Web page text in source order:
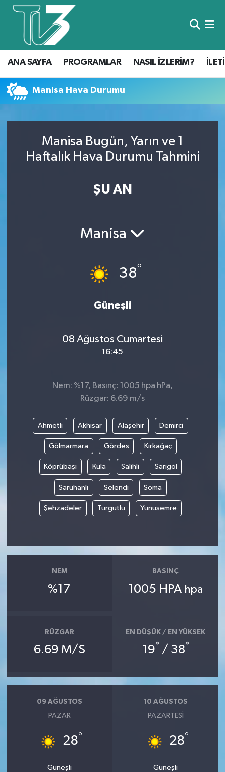
ANA SAYFA PROGRAMLAR NASIL İZLERİM?
Manisa Hava Durumu
Manisa Bugün, Yarın ve 1
Haftalık Hava Durumu Tahmini
ŞU AN
Manisa
38°
Güneşli
08 Ağustos Cumartesi
16:45
Nem: %17, Basınç: 1005 hpa hPa,
Rüzgar: 6.69 m/s
Ahmetli Akhisar Alaşehir Demirci
Gölmarmara Gördes Kırkağaç
Köprübaşı Kula Salihli Sarıgöl
Saruhanlı Selendi Soma
Şehzadeler Turgutlu Yunusemre
NEM
%17
BASINÇ
1005 HPA hpa
RÜZGAR
6.69 M/S
EN DÜŞÜK / EN YÜKSEK
19° / 38°
09 AĞUSTOS
PAZAR
28°
Güneşli
10 AĞUSTOS
PAZARTESI
28°
Güneşli
Foto Galeri
Canlı Yayın
ANA SAYFA
PROGRAMLAR
NASIL İZLERİM?
KÜNYE